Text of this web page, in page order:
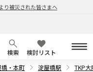
り被災された皆さまへ
検索
検討リスト
橋・本町 淀屋橋駅 TKP